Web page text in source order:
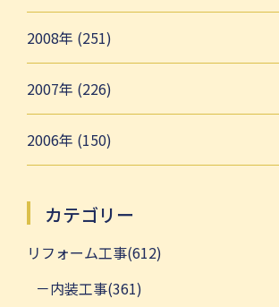
2008年 (251)
2007年 (226)
2006年 (150)
カテゴリー
リフォーム工事(612)
内装工事(361)